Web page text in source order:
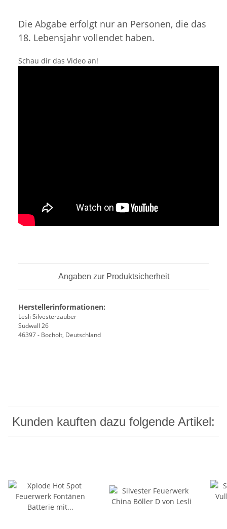
Die Abgabe erfolgt nur an Personen, die das
18. Lebensjahr vollendet haben.
Schau dir das Video an!
Angaben zur Produktsicherheit
Herstellerinformationen:
Lesli Silvesterzauber
Südwall 26
46397 - Bocholt, Deutschland
Kunden kauften dazu folgende Artikel: